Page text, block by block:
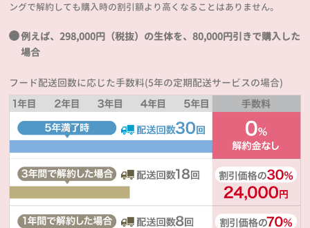
ングで解約しても購入時の割引額より高くなることはありません。
例えば、298,000円（税抜）の生体を、80,000円引きで購入した
場合
フード配送回数に応じた手数料(5年の定期配送サービスの場合)